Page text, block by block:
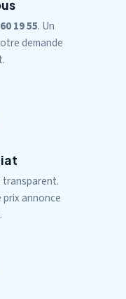
19 55. Un
demande
transparent.
prix annonce